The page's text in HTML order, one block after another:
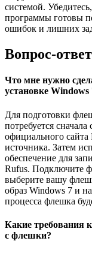
системой.
программы готовы
ошибок и лишних
Вопрос-
Что мне нужно
установке Windows
Для подготовки
потребуется
официального
источника. Затем
обеспечение для
Rufus. Подключите
выберите вашу
образ Windows 7 и
процесса флешка
Какие требования
с флешки?